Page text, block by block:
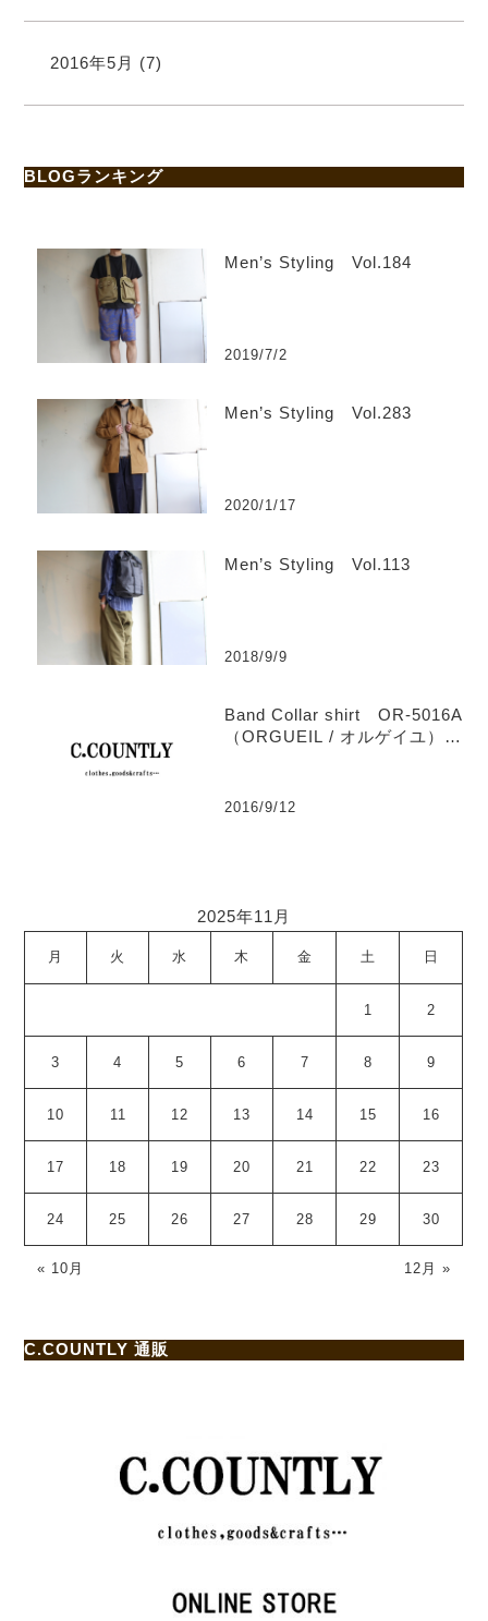
2016年5月 (7)
BLOGランキング
Men’s Styling Vol.184
2019/7/2
Men’s Styling Vol.283
2020/1/17
Men’s Styling Vol.113
2018/9/9
Band Collar shirt OR-5016A
（ORGUEIL / オルゲイユ）
2016/9/12
2025年11月
月 火 水 木 金 土 日
1 2
3 4 5 6 7 8 9
10 11 12 13 14 15 16
17 18 19 20 21 22 23
24 25 26 27 28 29 30
« 10月 12月 »
C.COUNTLY 通販